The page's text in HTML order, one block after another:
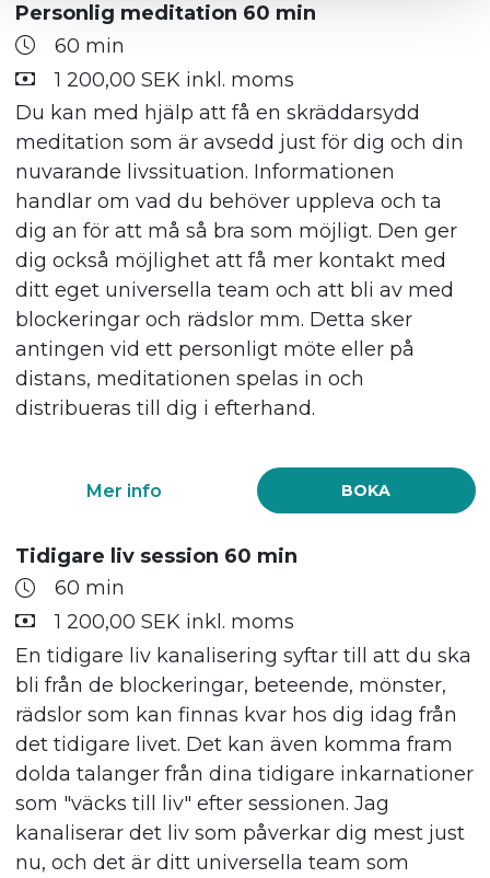
emotionella och då har vi tid att titta på
avslappningsmetoder och annat som kan
hjälpa självläkning. Teknikerna under
behandlingstiden som alltid är minst 40
minuter varierar mellan djupgående massage,
akupressur och triggerpunkter m.m.
BOKA
Mer info
Massage helkropp 85 min
85 min
1 550,00 SEK inkl. moms
Helkroppsmassage. En djupgående men
och nacke ordentligt samt ben, armar och en
stunds ansiktsmassage. Du väljer vad du
Mer info
Personlig meditation 60 min
60 min
1 200,00 SEK inkl. moms
Du kan med hjälp att få en skräddarsydd
meditation som är avsedd just för dig och din
nuvarande livssituation. Informationen
handlar om vad du behöver uppleva och ta
dig an för att må så bra som möjligt. Den ger
dig också möjlighet att få mer kontakt med
ditt eget universella team och att bli av med
blockeringar och rädslor mm. Detta sker
antingen vid ett personligt möte eller på
distans, meditationen spelas in och
distribueras till dig i efterhand.
BOKA
Mer info
Tidigare liv session 60 min
60 min
1 200,00 SEK inkl. moms
En tidigare liv kanalisering syftar till att du ska
bli från de blockeringar, beteende, mönster,
rädslor som kan finnas kvar hos dig idag från
det tidigare livet. Det kan även komma fram
dolda talanger från dina tidigare inkarnationer
som "väcks till liv" efter sessionen. Jag
kanaliserar det liv som påverkar dig mest just
nu, och det är ditt universella team som